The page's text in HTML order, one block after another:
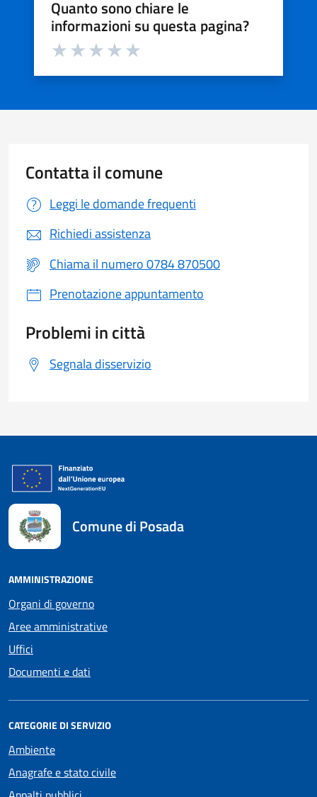
Quanto sono chiare le
informazioni su questa pagina?
Valuta da 1 a 5 stelle la pagina
Contatta il comune
Leggi le domande frequenti
Richiedi assistenza
Chiama il numero 0784 870500
Prenotazione appuntamento
Problemi in città
Segnala disservizio
Comune di Posada
AMMINISTRAZIONE
Organi di governo
Aree amministrative
Uffici
Documenti e dati
CATEGORIE DI SERVIZIO
Ambiente
Anagrafe e stato civile